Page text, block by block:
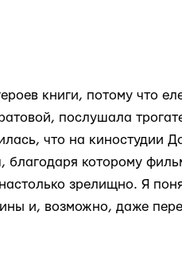
книги, потому что
послушала
что на киностудии
которому
зрелищно. Я
и, возможно, даже